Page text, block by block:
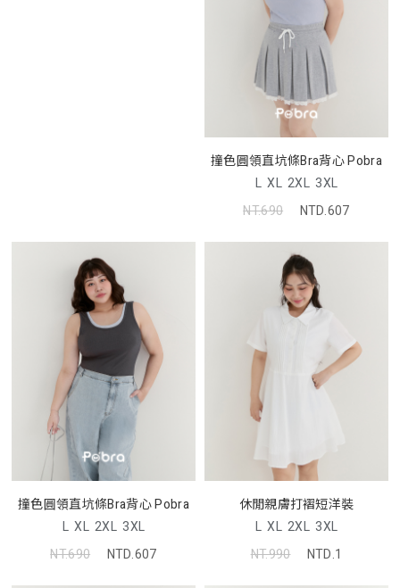
撞色圓領直坑條Bra背心 Pobra
L XL 2XL 3XL
NT.690
NTD.607
撞色圓領直坑條Bra背心 Pobra
L XL 2XL 3XL
NT.690
NTD.607
休閒親膚打褶短洋裝
L XL 2XL 3XL
NT.990
NTD.1